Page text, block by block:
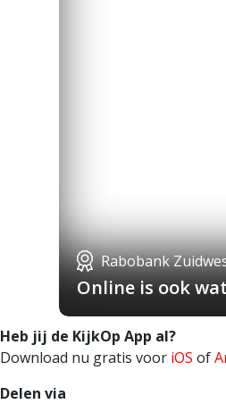
Rabobank
Online is ook
Heb jij de KijkOp App al?
Download nu gratis voor iOS of
Delen via